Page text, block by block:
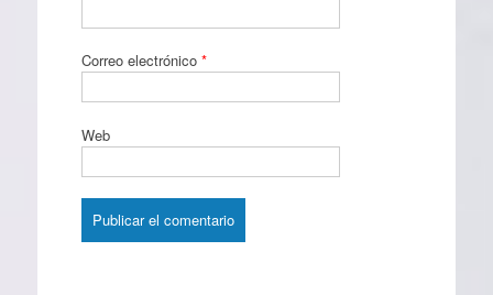
Correo electrónico *
Web